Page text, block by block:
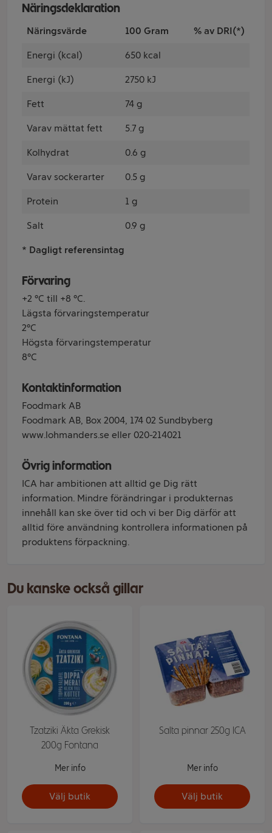
Näringsdeklaration
Näringsvärde 100 Gram % av DRI(*)
Energi (kcal) 650 kcal
Energi (kJ) 2750 kJ
Fett 74 g
Varav mättat fett 5.7 g
Kolhydrat 0.6 g
Varav sockerarter 0.5 g
Protein 1 g
Salt 0.9 g
* Dagligt referensintag
Förvaring
+2 °C till +8 °C.
Lägsta förvaringstemperatur
2°C
Högsta förvaringstemperatur
8°C
Kontaktinformation
Foodmark AB
Foodmark AB, Box 2004, 174 02 Sundbyberg
www.lohmanders.se eller 020-214021
Övrig information
ICA har ambitionen att alltid ge Dig rätt
information. Mindre förändringar i produkternas
innehåll kan ske över tid och vi ber Dig därför att
alltid före användning kontrollera informationen på
produktens förpackning.
Du kanske också gillar
Tzatziki Äkta Grekisk
200g Fontana
Mer info
Välj butik
Salta pinnar 250g ICA
Mer info
Välj butik